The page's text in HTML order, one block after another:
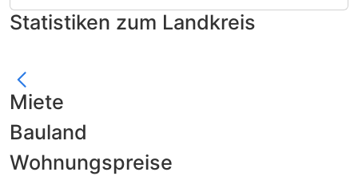
Statistiken zum Landkreis
Miete
Bauland
Wohnungspreise